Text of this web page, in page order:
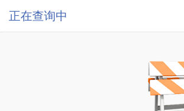
正在查询中